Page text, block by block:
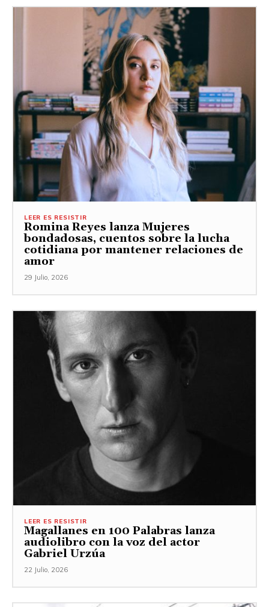
LEER ES RESISTIR
Romina Reyes lanza Mujeres
bondadosas, cuentos sobre la lucha
cotidiana por mantener relaciones de
amor
29 Julio, 2026
LEER ES RESISTIR
Magallanes en 100 Palabras lanza
audiolibro con la voz del actor
Gabriel Urzúa
22 Julio, 2026